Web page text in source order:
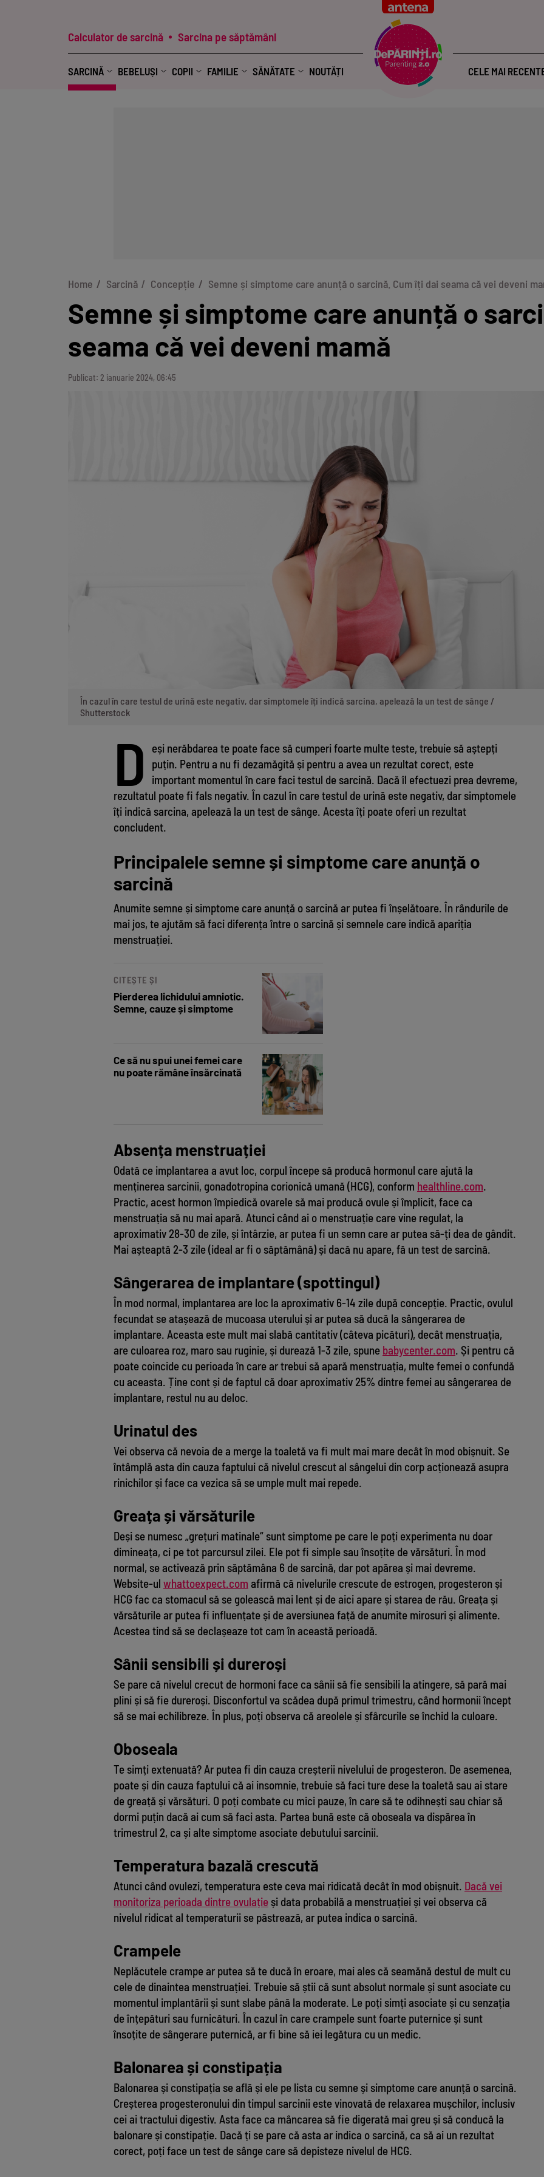
Calculator de sarcină Sarcina pe săptămâni
SARCINĂ BEBELUȘI COPII FAMILIE SĂNĂTATE NOUTĂȚI CELE MAI
Home Sarcină Concepție Semne și simptome care anunță o sarcină. Cum îți dai seama că vei deveni
Semne și simptome care anunță o
seama că vei deveni mamă
Publicat: 2 ianuarie 2024, 06:45
În cazul în care testul de urină este negativ, dar simptomele îți indică sarcina, apelează la un test de sânge /
Shutterstock
D
eși nerăbdarea te poate face să cumperi foarte multe teste, trebuie să aștepți
puțin. Pentru a nu fi dezamăgită și pentru a avea un rezultat corect, este
important momentul în care faci testul de sarcină. Dacă îl efectuezi prea devreme,
rezultatul poate fi fals negativ. În cazul în care testul de urină este negativ, dar simptomele
îți indică sarcina, apelează la un test de sânge. Acesta îți poate oferi un rezultat
concludent.
Principalele semne și simptome care anunță o
sarcină
Anumite semne și simptome care anunță o sarcină ar putea fi înșelătoare. În rândurile de
mai jos, te ajutăm să faci diferența între o sarcină și semnele care indică apariția
menstruației.
CITEȘTE ȘI
Pierderea lichidului amniotic.
Semne, cauze și simptome
Ce să nu spui unei femei care
nu poate rămâne însărcinată
Absența menstruației
Odată ce implantarea a avut loc, corpul începe să producă hormonul care ajută la
menținerea sarcinii, gonadotropina corionică umană (HCG), conform healthline.com.
Practic, acest hormon împiedică ovarele să mai producă ovule și împlicit, face ca
menstruația să nu mai apară. Atunci când ai o menstruație care vine regulat, la
aproximativ 28-30 de zile, și întârzie, ar putea fi un semn care ar putea să-ți dea de gândit.
Mai așteaptă 2-3 zile (ideal ar fi o săptămână) și dacă nu apare, fă un test de sarcină.
Sângerarea de implantare (spottingul)
În mod normal, implantarea are loc la aproximativ 6-14 zile după concepție. Practic, ovulul
fecundat se atașează de mucoasa uterului și ar putea să ducă la sângerarea de
implantare. Aceasta este mult mai slabă cantitativ (câteva picături), decât menstruația,
are culoarea roz, maro sau ruginie, și durează 1-3 zile, spune babycenter.com. Și pentru că
poate coincide cu perioada în care ar trebui să apară menstruația, multe femei o confundă
cu aceasta. Ține cont și de faptul că doar aproximativ 25% dintre femei au sângerarea de
implantare, restul nu au deloc.
Urinatul des
Vei observa că nevoia de a merge la toaletă va fi mult mai mare decât în mod obișnuit. Se
întâmplă asta din cauza faptului că nivelul crescut al sângelui din corp acționează asupra
rinichilor și face ca vezica să se umple mult mai repede.
Greața și vărsăturile
Deși se numesc „grețuri matinale“ sunt simptome pe care le poți experimenta nu doar
dimineața, ci pe tot parcursul zilei. Ele pot fi simple sau însoțite de vărsături. În mod
normal, se activează prin săptămâna 6 de sarcină, dar pot apărea și mai devreme.
Website-ul whattoexpect.com afirmă că nivelurile crescute de estrogen, progesteron și
HCG fac ca stomacul să se golească mai lent și de aici apare și starea de rău. Greața și
vărsăturile ar putea fi influențate și de aversiunea față de anumite mirosuri și alimente.
Acestea tind să se declașeaze tot cam în această perioadă.
Sânii sensibili și dureroși
Se pare că nivelul crecut de hormoni face ca sânii să fie sensibili la atingere, să pară mai
plini și să fie dureroși. Disconfortul va scădea după primul trimestru, când hormonii încept
să se mai echilibreze. În plus, poți observa că areolele și sfârcurile se închid la culoare.
Oboseala
Te simți extenuată? Ar putea fi din cauza creșterii nivelului de progesteron. De asemenea,
poate și din cauza faptului că ai insomnie, trebuie să faci ture dese la toaletă sau ai stare
de greață și vărsături. O poți combate cu mici pauze, în care să te odihnești sau chiar să
dormi puțin dacă ai cum să faci asta. Partea bună este că oboseala va dispărea în
trimestrul 2, ca și alte simptome asociate debutului sarcinii.
Temperatura bazală crescută
Atunci când ovulezi, temperatura este ceva mai ridicată decât în mod obișnuit. Dacă vei
monitoriza perioada dintre ovulație și data probabilă a menstruației și vei observa că
nivelul ridicat al temperaturii se păstrează, ar putea indica o sarcină.
Crampele
Neplăcutele crampe ar putea să te ducă în eroare, mai ales că seamănă destul de mult cu
cele de dinaintea menstruației. Trebuie să știi că sunt absolut normale și sunt asociate cu
momentul implantării și sunt slabe până la moderate. Le poți simți asociate și cu senzația
de înțepături sau furnicături. În cazul în care crampele sunt foarte puternice și sunt
însoțite de sângerare puternică, ar fi bine să iei legătura cu un medic.
Balonarea și constipația
Balonarea și constipația se află și ele pe lista cu semne și simptome care anunță o sarcină.
Creșterea progesteronului din timpul sarcinii este vinovată de relaxarea mușchilor, inclusiv
cei ai tractului digestiv. Asta face ca mâncarea să fie digerată mai greu și să conducă la
balonare și constipație. Dacă ți se pare că asta ar indica o sarcină, ca să ai un rezultat
corect, poți face un test de sânge care să depisteze nivelul de HCG.